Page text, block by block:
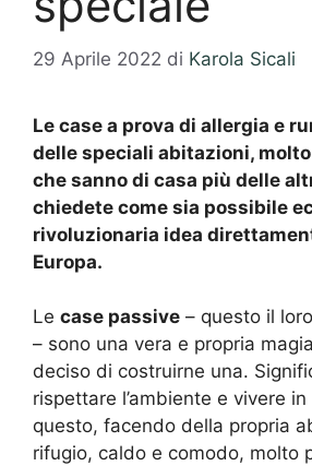
29 Aprile 2022 di Karola Sicali
Le case a prova di allergia e
delle speciali abitazioni,
che sanno di casa più delle
chiedete come sia possibile
rivoluzionaria idea
Europa.
Le case passive – questo il
– sono una vera e propria
deciso di costruirne una.
rispettare l’ambiente e vivere
questo, facendo della propria
rifugio, caldo e comodo, molto